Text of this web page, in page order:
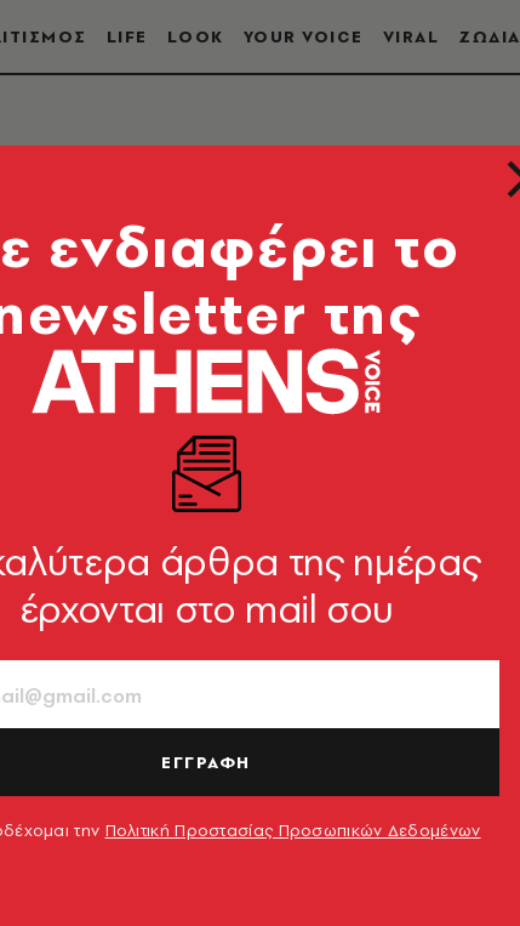
LIFE LOOK YOUR VOICE VIRAL ΖΩΔΙΑ
η 23χρονη Αφγανή
ομοεθνή της
της ανθρωποκτονίας με
παράβασης της νομοθεσίας για τα
19:00
ενδιαφέρει το
της
άρθρα της ημέρας
έρχονται στο mail σου
ΕΓΓΡΑΦΗ
την Πολιτική Προστασίας Προσωπικών Δεδομένων